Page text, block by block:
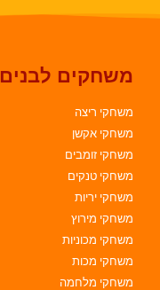
משחקים לבנים
משחקי ריצה
משחקי אקשן
משחקי זומבים
משחקי טנקים
משחקי יריות
משחקי מירוץ
משחקי מכוניות
משחקי מכות
משחקי מלחמה